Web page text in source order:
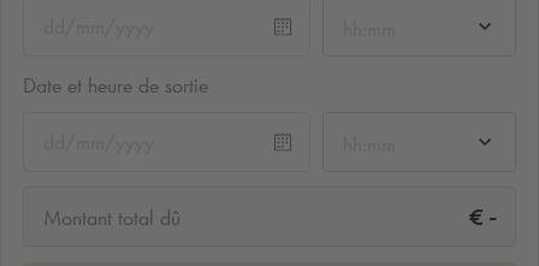
Date et heure de sortie
Montant total dû € -